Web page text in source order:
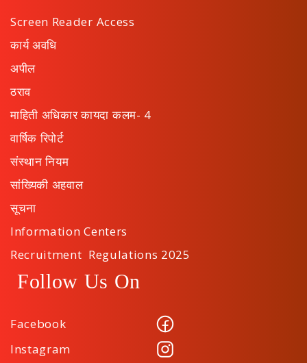
Screen Reader Access
कार्य अवधि
अपील
ठराव
माहिती अधिकार कायदा कलम- 4
वार्षिक रिपोर्ट
संस्थान नियम
सांख्यिकी अहवाल
सूचना
Information Centers
Recruitment Regulations 2025
Follow Us On
Facebook
Instagram